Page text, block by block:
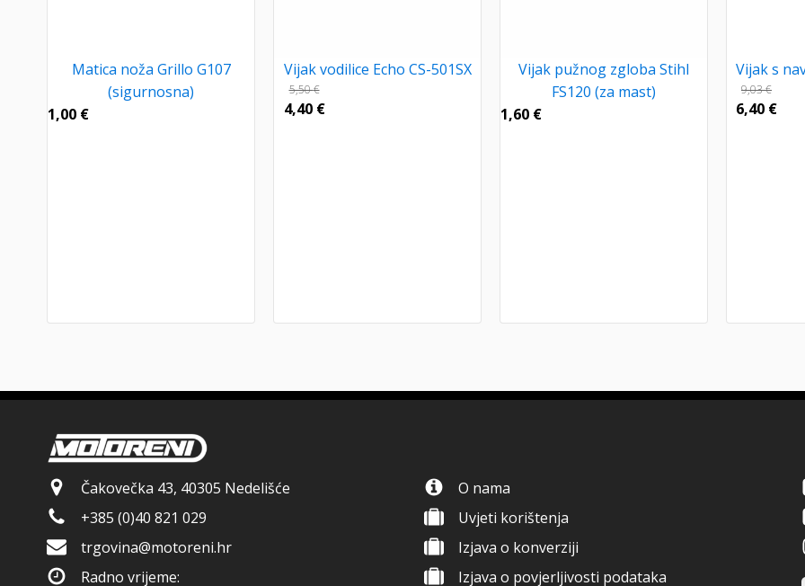
Matica noža Grillo G107
(sigurnosna)
1,00 €
Vijak vodilice Echo CS-501SX
5,50€
4,40 €
Vijak pužnog zgloba Stihl
FS120 (za mast)
1,60 €
Vijak s
9,03€
6,40 €
Čakovečka 43, 40305 Nedelišće
+385 (0)40 821 029
trgovina@motoreni.hr
Radno vrijeme:
O nama
Uvjeti korištenja
Izjava o konverziji
Izjava o povjerljivosti podataka